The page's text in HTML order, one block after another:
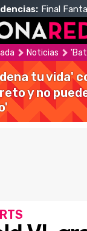
Final
Noticias
tu vida'
y no